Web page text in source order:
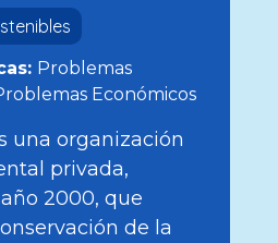
Problemas
Económicos
una organización
privada,
2000, que
de la